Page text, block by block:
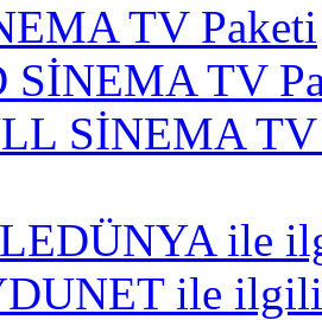
TV Paketi
SİNEMA TV
SİNEMA TV
ile
ile ilgili